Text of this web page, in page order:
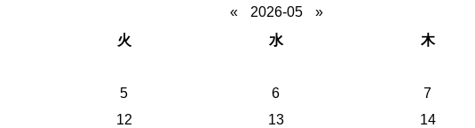
« 2026-05 »
火 水 木
5 6 7
12 13 14